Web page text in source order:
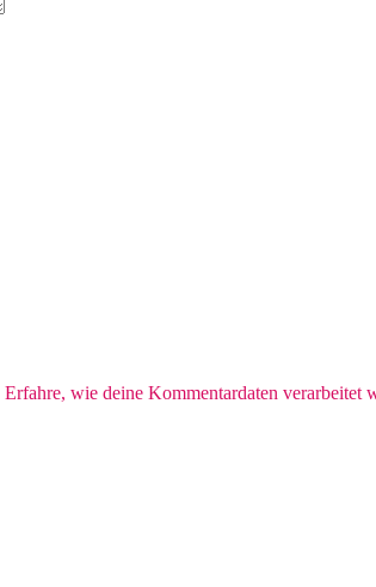
Erfahre, wie deine Kommentardaten verarbeitet